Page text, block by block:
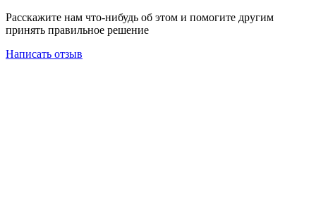
Расскажите нам что-нибудь об этом и помогите другим
принять правильное решение
Написать отзыв